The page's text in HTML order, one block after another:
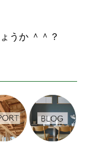
うか ＾＾？